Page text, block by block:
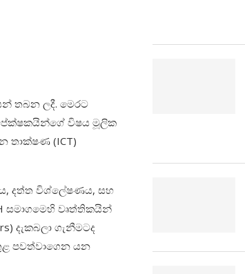
තබන ලදී. මෙරට
විෂය මූලික
තාක්ෂණ (ICT)
, දත්ත විශ්ලේෂණය, සහ
සමාගමෙහි වෘත්තිකයින්
දැකබලා ගැනීමටද
පවත්වාගෙන යන